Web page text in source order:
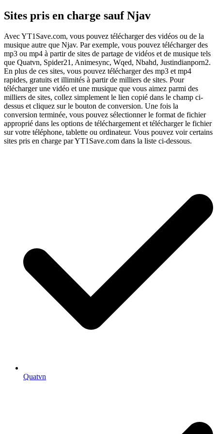
Sites pris en charge sauf Njav
Avec YT1Save.com, vous pouvez télécharger des vidéos ou de la
musique autre que Njav. Par exemple, vous pouvez télécharger des
mp3 ou mp4 à partir de sites de partage de vidéos et de musique tels
que Quatvn, Spider21, Animesync, Wqed, Nbahd, Justindianporn2.
En plus de ces sites, vous pouvez télécharger des mp3 et mp4
rapides, gratuits et illimités à partir de milliers de sites. Pour
télécharger une vidéo et une musique que vous aimez parmi des
milliers de sites, collez simplement le lien copié dans le champ ci-
dessus et cliquez sur le bouton de conversion. Une fois la
conversion terminée, vous pouvez sélectionner le format de fichier
approprié dans les options de téléchargement et télécharger le fichier
sur votre téléphone, tablette ou ordinateur. Vous pouvez voir certains
sites pris en charge par YT1Save.com dans la liste ci-dessous.
Quatvn